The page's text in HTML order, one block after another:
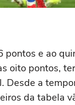
e ao
oito pontos,
a
da tabela